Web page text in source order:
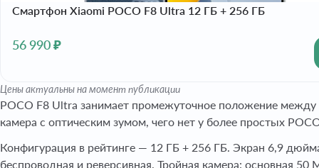
Смартфон Xiaomi POCO F8 Ultra 12 ГБ + 256 ГБ
56 990 ₽
Цены актуальны на момент публикации
POCO F8 Ultra занимает промежуточное положение
камера с оптическим зумом, чего нет у более простых
Конфигурация в рейтинге — 12 ГБ + 256 ГБ. Экран 6,9
беспроводная и реверсивная. Тройная камера: основная